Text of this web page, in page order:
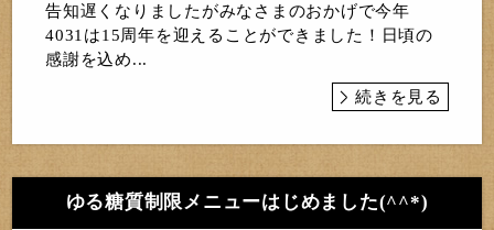
告知遅くなりましたがみなさまのおかげで今年
4031は15周年を迎えることができました！日頃の
感謝を込め...
続きを見る
ゆる糖質制限メニューはじめました(^^*)